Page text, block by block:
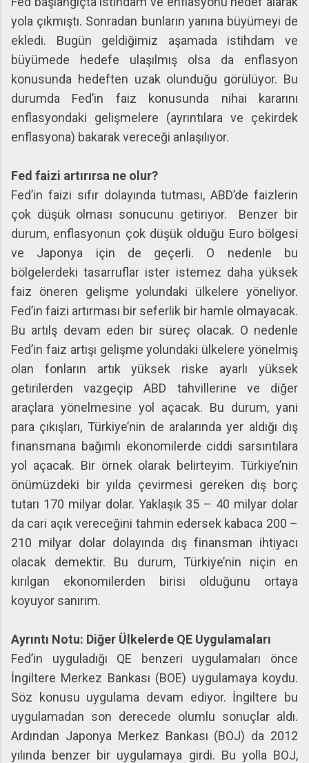
yola çıkmıştı. Sonradan bunların yanına büyümeyi de
ekledi. Bugün geldiğimiz aşamada istihdam ve
büyümede hedefe ulaşılmış olsa da enflasyon
konusunda hedeften uzak olunduğu görülüyor. Bu
durumda Fed’in faiz konusunda nihai kararını
enflasyondaki gelişmelere (ayrıntılara ve çekirdek
enflasyona) bakarak vereceği anlaşılıyor.
Fed faizi artırırsa ne olur?
Fed’in faizi sıfır dolayında tutması, ABD’de faizlerin
çok düşük olması sonucunu getiriyor. Benzer bir
durum, enflasyonun çok düşük olduğu Euro bölgesi
ve Japonya için de geçerli. O nedenle bu
bölgelerdeki tasarruflar ister istemez daha yüksek
faiz öneren gelişme yolundaki ülkelere yöneliyor.
Fed’in faizi artırması bir seferlik bir hamle olmayacak.
Bu artılş devam eden bir süreç olacak. O nedenle
Fed’in faiz artışı gelişme yolundaki ülkelere yönelmiş
olan fonların artık yüksek riske ayarlı yüksek
getirilerden vazgeçip ABD tahvillerine ve diğer
araçlara yönelmesine yol açacak. Bu durum, yani
para çıkışları, Türkiye’nin de aralarında yer aldığı dış
finansmana bağımlı ekonomilerde ciddi sarsıntılara
yol açacak. Bir örnek olarak belirteyim. Türkiye’nin
önümüzdeki bir yılda çevirmesi gereken dış borç
tutarı 170 milyar dolar. Yaklaşık 35 – 40 milyar dolar
da cari açık vereceğini tahmin edersek kabaca 200 –
210 milyar dolar dolayında dış finansman ihtiyacı
olacak demektir. Bu durum, Türkiye’nin niçin en
kırılgan ekonomilerden birisi olduğunu ortaya
koyuyor sanırım.
Ayrıntı Notu: Diğer Ülkelerde QE Uygulamaları
Fed’in uyguladığı QE benzeri uygulamaları önce
İngiltere Merkez Bankası (BOE) uygulamaya koydu.
Söz konusu uygulama devam ediyor. İngiltere bu
uygulamadan son derecede olumlu sonuçlar aldı.
Ardından Japonya Merkez Bankası (BOJ) da 2012
yılında benzer bir uygulamaya girdi. Bu yolla BOJ,